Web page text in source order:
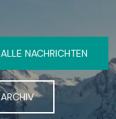
ALLE NACHRICHTEN
ARCHIV